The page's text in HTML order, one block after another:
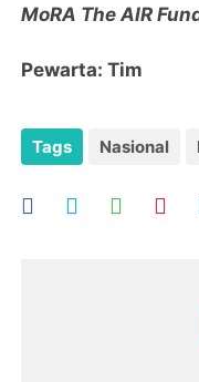
MoRA The AIR
Pewarta: Tim
Tags Nasional